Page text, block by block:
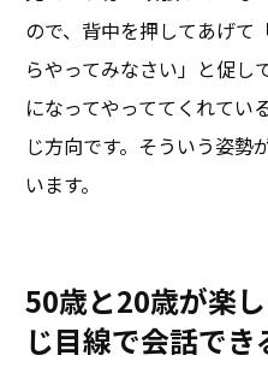
ので、背中を押してあげて
らやってみなさい」と促し
になってやっててくれてい
じ方向です。そういう姿勢
います。
50歳と20歳が楽
じ目線で会話でき